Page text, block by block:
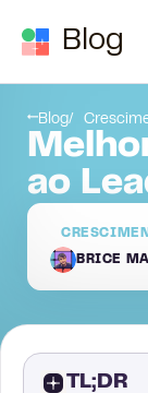
Blog
Blog
ao
BRICE
TL;DR